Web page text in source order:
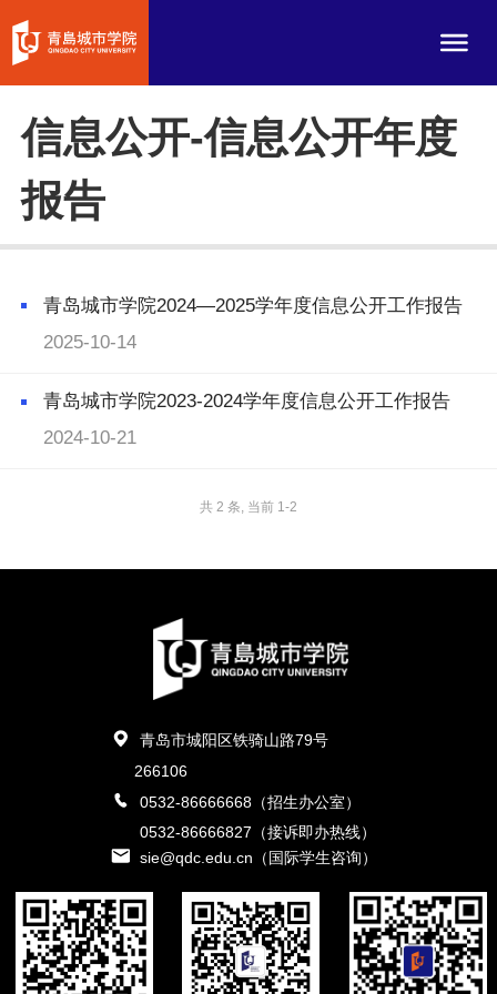
信息公开-信息公开年度
报告
青岛城市学院2024—2025学年度信息公开工作报告
2025-10-14
青岛城市学院2023-2024学年度信息公开工作报告
2024-10-21
共 2 条, 当前 1-2
青岛市城阳区铁骑山路79号
266106
0532-86666668（招生办公室）
0532-86666827（接诉即办热线）
sie@qdc.edu.cn（国际学生咨询）